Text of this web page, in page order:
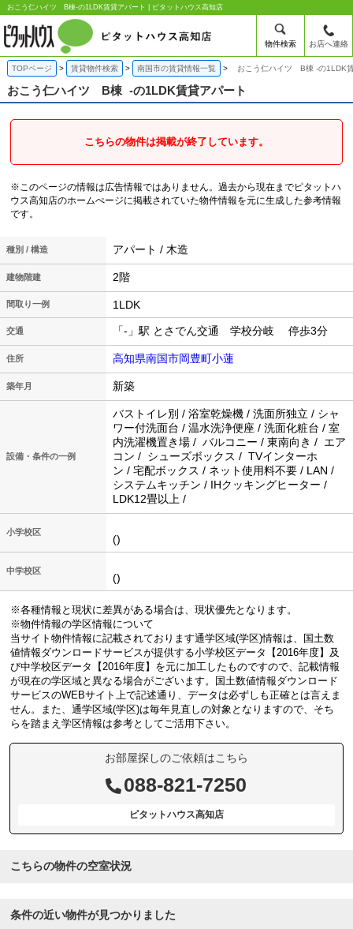
おこう仁ハイツ B棟-の1LDK賃貸アパート | ピタットハウス高知店
物件検索 お店へ連絡
TOPページ 賃貸物件検索 南国市の賃貸情報一覧 おこう仁ハイツ B棟 -の1LDK
おこう仁ハイツ B棟 -の1LDK賃貸アパート
こちらの物件は掲載が終了しています。
※このページの情報は広告情報ではありません。過去から現在までピタットハ
ウス高知店のホームぺージに掲載されていた物件情報を元に生成した参考情報
です。
種別 / 構造 アパート / 木造
建物階建 2階
間取り一例 1LDK
交通 「-」駅 とさでん交通 学校分岐 停歩3分
住所 高知県南国市岡豊町小蓮
築年月 新築
設備・条件の一例
バストイレ別 / 浴室乾燥機 / 洗面所独立 / シャ
ワー付洗面台 / 温水洗浄便座 / 洗面化粧台 / 室
内洗濯機置き場 / バルコニー / 東南向き / エア
コン / シューズボックス / TVインターホ
ン / 宅配ボックス / ネット使用料不要 / LAN /
システムキッチン / IHクッキングヒーター /
LDK12畳以上 /
小学校区
()
中学校区
()
※各種情報と現状に差異がある場合は、現状優先となります。
※物件情報の学区情報について
当サイト物件情報に記載されております通学区域(学区)情報は、国土数
値情報ダウンロードサービスが提供する小学校区データ【2016年度】及
び中学校区データ【2016年度】を元に加工したものですので、記載情報
が現在の学区域と異なる場合がございます。国土数値情報ダウンロード
サービスのWEBサイト上で記述通り、データは必ずしも正確とは言えま
せん。また、通学区域(学区)は毎年見直しの対象となりますので、そち
らを踏まえ学区情報は参考としてご活用下さい。
お部屋探しのご依頼はこちら
088-821-7250
ピタットハウス高知店
こちらの物件の空室状況
条件の近い物件が見つかりました